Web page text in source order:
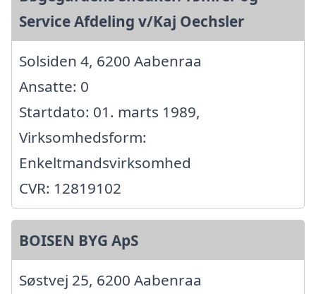
Service Afdeling v/Kaj Oechsler
Solsiden 4, 6200 Aabenraa
Ansatte: 0
Startdato: 01. marts 1989,
Virksomhedsform:
Enkeltmandsvirksomhed
CVR: 12819102
BOISEN BYG ApS
Søstvej 25, 6200 Aabenraa